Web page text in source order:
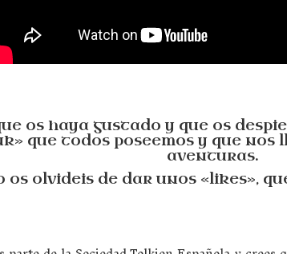
os haya gustado y que os
que todos poseemos y que
aventuras.
os olvideis de dar unos «likes»,